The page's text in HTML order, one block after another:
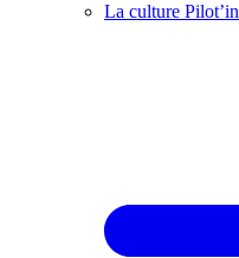
La culture Pilot’in